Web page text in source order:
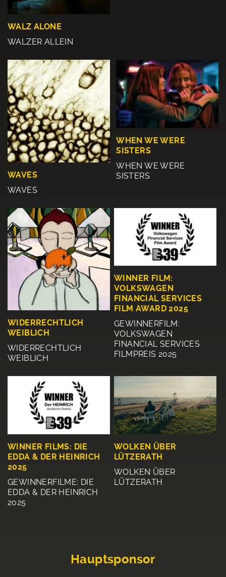
WALZ ALONE
WALZER ALLEIN
WAVES
WAVES
WHEN WE WERE
SISTERS
WHEN WE WERE
SISTERS
WIDERRECHTLICH
WEIBLICH
WIDERRECHTLICH
WEIBLICH
WINNER FILM:
VOLKSWAGEN
FINANCIAL SERVICES
FILM AWARD 2025
GEWINNERFILM:
VOLKSWAGEN
FINANCIAL SERVICES
FILMPREIS 2025
WINNER FILMS: DIE
EDDA & DER HEINRICH
2025
GEWINNERFILME: DIE
EDDA & DER HEINRICH
2025
WOLKEN ÜBER
LÜTZERATH
WOLKEN ÜBER
LÜTZERATH
Hauptsponsor